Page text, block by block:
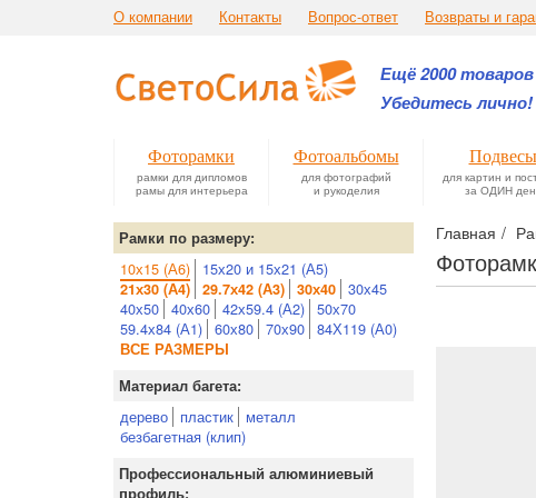
О компании Контакты Вопрос-ответ Возвраты и
Ещё 2000
Убедитесь лично!
Фоторамки
рамки для дипломов
рамы для интерьера
Фотоальбомы
для фотографий
и рукоделия
Подвесы
для картин и
за ОДИН
Главная
Рамки по размеру:
10х15 (А6) 15х20 и 15х21 (А5)
21х30 (А4) 29.7х42 (А3) 30х40
30х45
40х50 40х60 42х59.4 (А2) 50х70
59.4х84 (А1) 60х80 70х90 84Х119 (А0)
ВСЕ РАЗМЕРЫ
Материал багета:
дерево пластик
металл
безбагетная (клип)
Профессиональный алюминиевый
профиль: